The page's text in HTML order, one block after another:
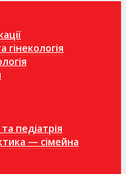
педіатрія
— сімейна